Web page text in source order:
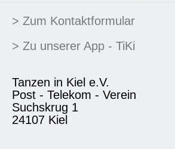
> Zum Kontaktformular
> Zu unserer App - TiKi
Tanzen in Kiel e.V.
Post - Telekom - Verein
Suchskrug 1
24107 Kiel